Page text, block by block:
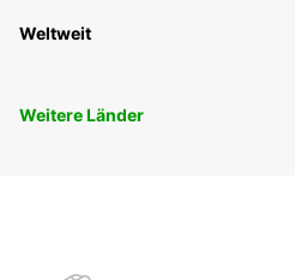
Weltweit
Weitere Länder